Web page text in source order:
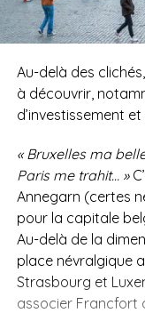
Au-delà des
à découvrir,
d’investissement
« Bruxelles ma
Paris me trahit… »
Annegarn (certes
pour la capitale
Au-delà de la
place névralgique
Strasbourg et
associer Francfort